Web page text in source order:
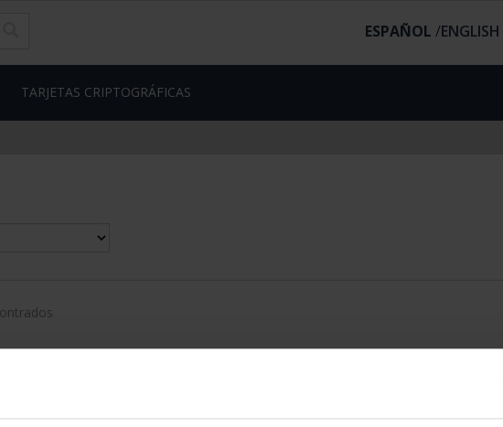
ESPAÑOL /
TARJETAS CRIPTOGRÁFICAS